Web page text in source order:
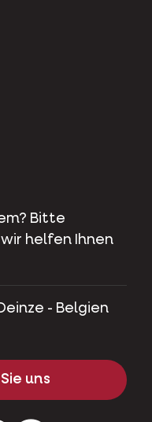
Bitte
helfen Ihnen
- Belgien
uns